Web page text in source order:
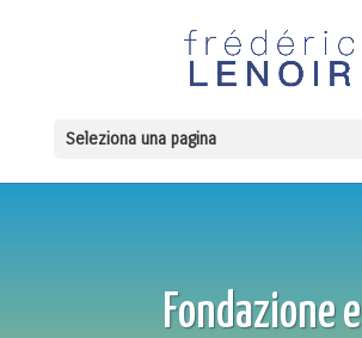
Seleziona una pagina
Fondazione e